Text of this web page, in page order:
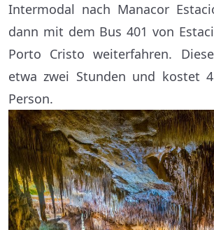
Intermodal nach Manacor
dann mit dem Bus 401 von
Porto Cristo weiterfahren.
etwa zwei Stunden und kostet
Person.